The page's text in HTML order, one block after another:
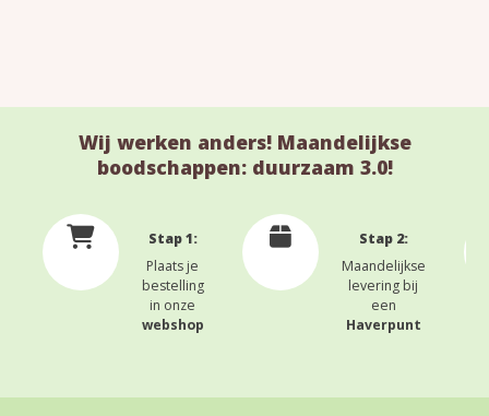
Wij werken anders! Maandelijkse
boodschappen: duurzaam 3.0!
Stap 1:
Plaats je
bestelling
in onze
webshop
Stap 2:
Maandelijkse
levering bij
een
Haverpunt